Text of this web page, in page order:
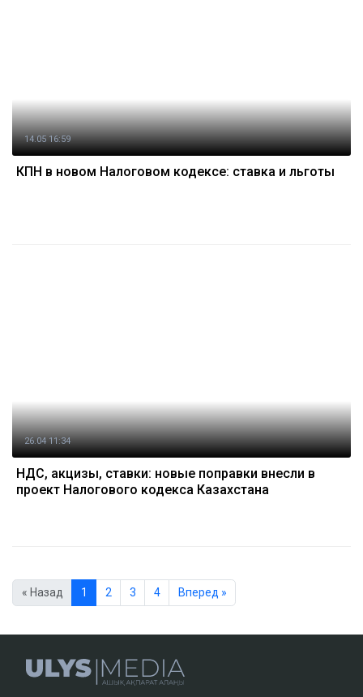
14.05 16:59
КПН в новом Налоговом кодексе: ставка и льготы
26.04 11:34
НДС, акцизы, ставки: новые поправки внесли в
проект Налогового кодекса Казахстана
« Назад 1 2 3 4 Вперед »